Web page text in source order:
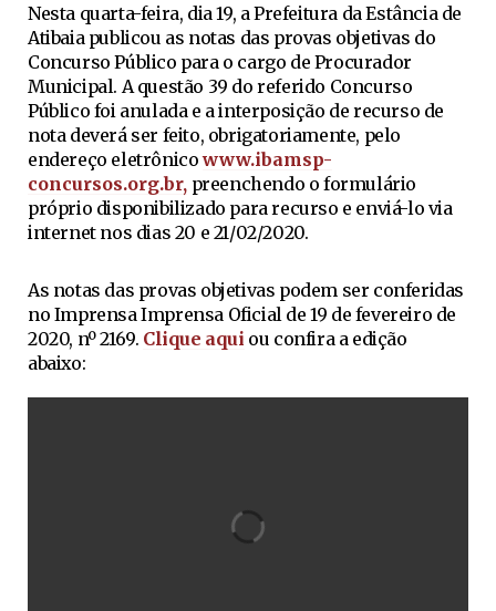
Nesta quarta-feira, dia 19, a Prefeitura da Estância de
Atibaia publicou as notas das provas objetivas do
Concurso Público para o cargo de Procurador
Municipal. A questão 39 do referido Concurso
Público foi anulada e a interposição de recurso de
nota deverá ser feito, obrigatoriamente, pelo
endereço eletrônicowww.ibamsp-
concursos.org.br, preenchendo o formulário
próprio disponibilizado para recurso e enviá-lo via
internet nos dias 20 e 21/02/2020.
As notas das provas objetivas podem ser conferidas
no Imprensa Imprensa Oficial de 19 de fevereiro de
2020, nº 2169. Clique aqui ou confira a edição
abaixo: